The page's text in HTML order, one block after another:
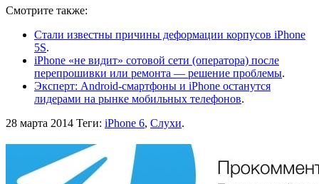
Смотрите также:
Стали известны причины деформации корпусов iPhone
5S.
iPhone «не видит» сотовой сети (оператора) после
перепрошивки или ремонта — решение проблемы.
Эксперт: Android-смартфоны и iPhone останутся
лидерами на рынке мобильных телефонов.
28 марта 2014 Теги: iPhone 6, Слухи.